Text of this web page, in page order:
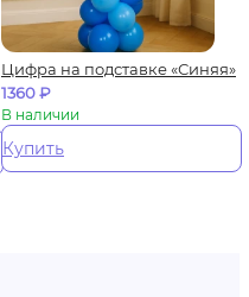
Цифра на подставке «Синяя»
1360₽
В наличии
Купить